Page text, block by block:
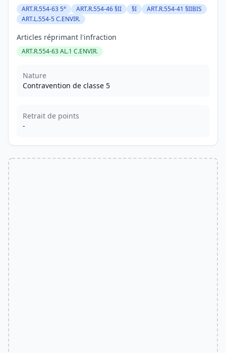
ART.R.554-63 5° ART.R.554-46 §II §I
ART.R.554-41 §IIBIS
ART.L.554-5 C.ENVIR.
Articles réprimant l'infraction
ART.R.554-63 AL.1 C.ENVIR.
Nature
Contravention de classe 5
Retrait de points
-